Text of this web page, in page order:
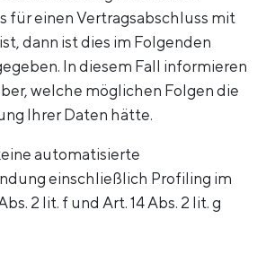
für einen Vertragsabschluss mit
dann ist dies im Folgenden
In diesem Fall informieren
welche möglichen Folgen die
Ihrer Daten hätte.
automatisierte
einschließlich Profiling im
2 lit. f und Art. 14 Abs. 2 lit. g